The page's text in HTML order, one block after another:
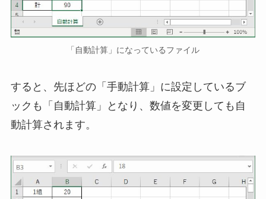
「自動計算」になっているファイル
すると、先ほどの「手動計算」に設定しているブ
ックも「自動計算」となり、数値を変更しても自
動計算されます。